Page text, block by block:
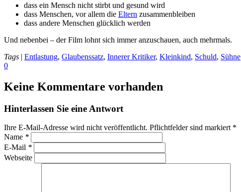
dass ein Mensch nicht stirbt und gesund wird
dass Menschen, vor allem die Eltern zusammenbleiben
dass andere Menschen glücklich werden
Und nebenbei – der Film lohnt sich immer anzuschauen, auch mehrmals.
Tags | Entlastung, Glaubenssatz, Innerer Kritiker, Kleinkind, Schuld, Sühne
0
Keine Kommentare vorhanden
Hinterlassen Sie eine Antwort
Ihre E-Mail-Adresse wird nicht veröffentlicht. Pflichtfelder sind markiert *
Name *
E-Mail *
Webseite